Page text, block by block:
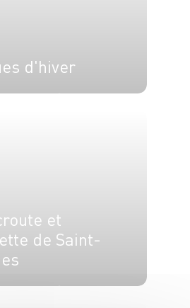
d'hiver
et
de Saint-